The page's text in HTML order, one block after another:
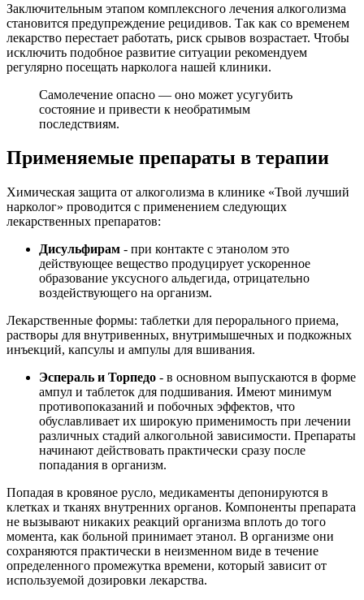
Заключительным этапом комплексного лечения алкоголизма
становится предупреждение рецидивов. Так как со временем
лекарство перестает работать, риск срывов возрастает. Чтобы
исключить подобное развитие ситуации рекомендуем
регулярно посещать нарколога нашей клиники.
Самолечение опасно — оно может усугубить
состояние и привести к необратимым
последствиям.
Применяемые препараты в терапии
Химическая защита от алкоголизма в клинике «Твой лучший
нарколог» проводится с применением следующих
лекарственных препаратов:
Дисульфирам - при контакте с этанолом это
действующее вещество продуцирует ускоренное
образование уксусного альдегида, отрицательно
воздействующего на организм.
Лекарственные формы: таблетки для перорального приема,
растворы для внутривенных, внутримышечных и подкожных
инъекций, капсулы и ампулы для вшивания.
Эспераль и Торпедо - в основном выпускаются в форме
ампул и таблеток для подшивания. Имеют минимум
противопоказаний и побочных эффектов, что
обуславливает их широкую применимость при лечении
различных стадий алкогольной зависимости. Препараты
начинают действовать практически сразу после
попадания в организм.
Попадая в кровяное русло, медикаменты депонируются в
клетках и тканях внутренних органов. Компоненты препарата
не вызывают никаких реакций организма вплоть до того
момента, как больной принимает этанол. В организме они
сохраняются практически в неизменном виде в течение
определенного промежутка времени, который зависит от
используемой дозировки лекарства.